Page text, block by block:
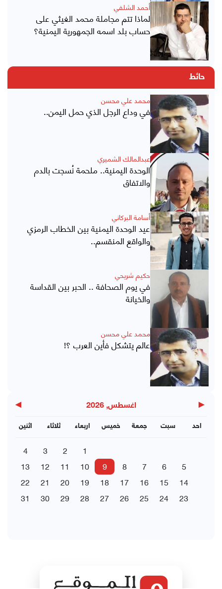
أحمد الشلفي
لماذا تتم مجاملة محمد الغيثي على
حساب بلد اسمه الجمهورية اليمنية؟
حائط
محمد علي محسن
في وداع الرجل الذي حمل اليمن..
عبدالمالك الشميري
الوحدة اليمنية.. ملحمة نُسجت بالدم
والاتفاق
أسامة البركاني
عيد الوحدة اليمنية بين الخطاب الرمزي
والواقع المنقسم..
حكيم شريحي
في يوم الصحافة .. الحبر بين القداسة
والخيانة
محمد علي محسن
عالم يتشكل فأين العرب ؟!
◀ اغسطس, 2026 ▶
اثنين ثلاثاء اربعاء خميس جمعة سبت احد
1
2
3
4
5
6
7
8
9
10
11
12
13
14
15
16
17
18
19
20
21
22
23
24
25
26
27
28
29
30
31